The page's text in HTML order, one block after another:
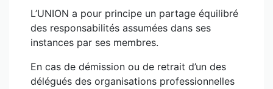
L’UNION a pour principe un partage équilibré
des responsabilités assumées dans ses
instances par ses membres.
En cas de démission ou de retrait d’un des
délégués des organisations professionnelles